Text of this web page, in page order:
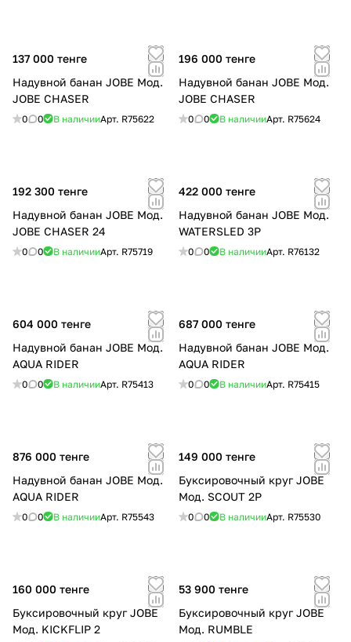
137 000 тенге
Надувной банан JOBE Мод.
JOBE CHASER
0 0 В наличииАрт. R75622
196 000 тенге
Надувной банан JOBE Мод.
JOBE CHASER
0 0 В наличииАрт. R75624
192 300 тенге
Надувной банан JOBE Мод.
JOBE CHASER 24
0 0 В наличииАрт. R75719
422 000 тенге
Надувной банан JOBE Мод.
WATERSLED 3P
0 0 В наличииАрт. R76132
604 000 тенге
Надувной банан JOBE Мод.
AQUA RIDER
0 0 В наличииАрт. R75413
687 000 тенге
Надувной банан JOBE Мод.
AQUA RIDER
0 0 В наличииАрт. R75415
876 000 тенге
Надувной банан JOBE Мод.
AQUA RIDER
0 0 В наличииАрт. R75543
149 000 тенге
Буксировочный круг JOBE
Мод. SCOUT 2P
0 0 В наличииАрт. R75530
160 000 тенге
Буксировочный круг JOBE
Мод. KICKFLIP 2
53 900 тенге
Буксировочный круг JOBE
Мод. RUMBLE